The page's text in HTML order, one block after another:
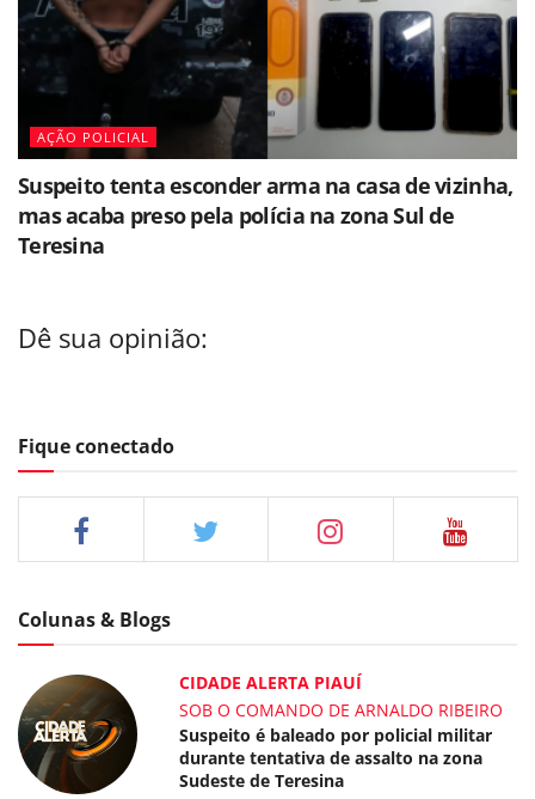
AÇÃO POLICIAL
Suspeito tenta esconder arma na casa de vizinha,
mas acaba preso pela polícia na zona Sul de
Teresina
Dê sua opinião:
Fique conectado
Colunas & Blogs
CIDADE ALERTA PIAUÍ
SOB O COMANDO DE ARNALDO RIBEIRO
Suspeito é baleado por policial militar
durante tentativa de assalto na zona
Sudeste de Teresina